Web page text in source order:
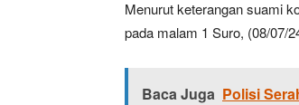
Menurut keterangan suami
pada malam 1 Suro, (08/07/
Baca Juga Polisi